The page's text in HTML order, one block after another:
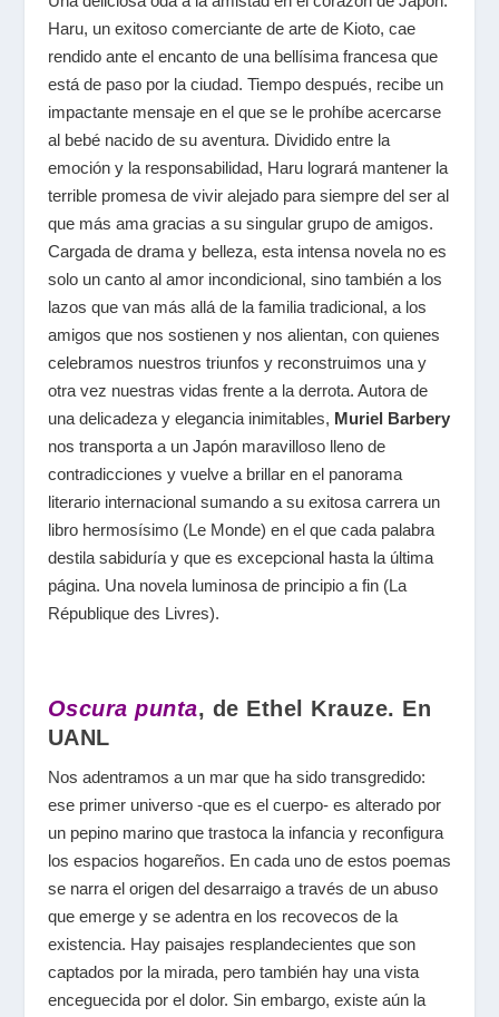
Haru, un exitoso comerciante de arte de Kioto, cae
rendido ante el encanto de una bellísima francesa que
está de paso por la ciudad. Tiempo después, recibe un
impactante mensaje en el que se le prohíbe acercarse
al bebé nacido de su aventura. Dividido entre la
emoción y la responsabilidad, Haru logrará mantener la
terrible promesa de vivir alejado para siempre del ser al
que más ama gracias a su singular grupo de amigos.
Cargada de drama y belleza, esta intensa novela no es
solo un canto al amor incondicional, sino también a los
lazos que van más allá de la familia tradicional, a los
amigos que nos sostienen y nos alientan, con quienes
celebramos nuestros triunfos y reconstruimos una y
otra vez nuestras vidas frente a la derrota. Autora de
una delicadeza y elegancia inimitables, Muriel Barbery
nos transporta a un Japón maravilloso lleno de
contradicciones y vuelve a brillar en el panorama
literario internacional sumando a su exitosa carrera un
libro hermosísimo (Le Monde) en el que cada palabra
destila sabiduría y que es excepcional hasta la última
página. Una novela luminosa de principio a fin (La
République des Livres).
Oscura punta, de Ethel Krauze. En
UANL
Nos adentramos a un mar que ha sido transgredido:
ese primer universo -que es el cuerpo- es alterado por
un pepino marino que trastoca la infancia y reconfigura
los espacios hogareños. En cada uno de estos poemas
se narra el origen del desarraigo a través de un abuso
que emerge y se adentra en los recovecos de la
existencia. Hay paisajes resplandecientes que son
captados por la mirada, pero también hay una vista
enceguecida por el dolor. Sin embargo, existe aún la